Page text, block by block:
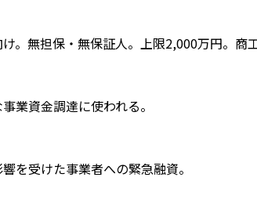
。無担保・無保証人。上限2,000万円。商
業資金調達に使われる。
を受けた事業者への緊急融資。